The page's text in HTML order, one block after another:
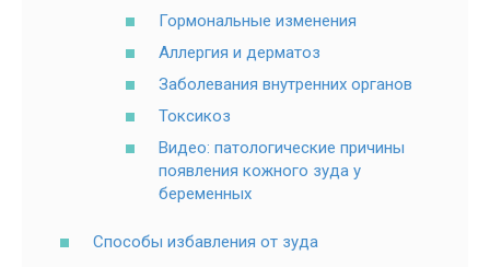
Гормональные изменения
Аллергия и дерматоз
Заболевания внутренних органов
Токсикоз
Видео: патологические причины
появления кожного зуда у
беременных
Способы избавления от зуда